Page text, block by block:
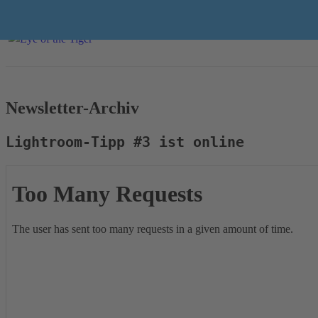
Newsletter-Archiv
Lightroom-Tipp #3 ist online